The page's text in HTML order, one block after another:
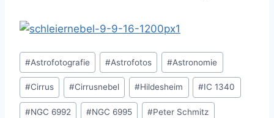
Schlagworte:
#Astrofotografie #Astrofotos #Astronomie
#Cirrus #Cirrusnebel #Hildesheim #IC 1340
#NGC 6992 #NGC 6995 #Peter Schmitz